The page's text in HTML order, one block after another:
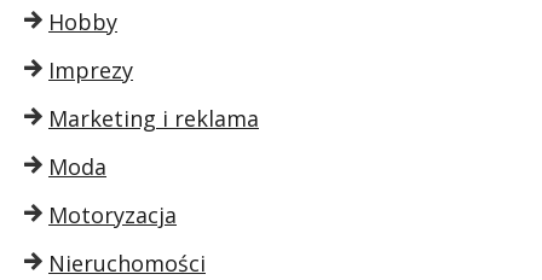
Hobby
Imprezy
Marketing i reklama
Moda
Motoryzacja
Nieruchomości